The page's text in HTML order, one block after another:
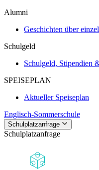
Alumni
Geschichten über
Schulgeld
Schulgeld, Stipendien
SPEISEPLAN
Aktueller Speiseplan
Englisch-Sommerschule
Schulplatzanfrage
Schulplatzanfrage